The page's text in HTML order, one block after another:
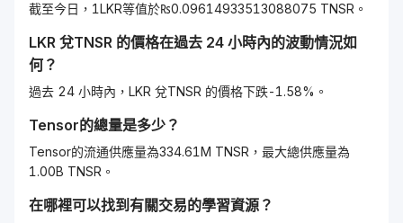
截至今日，1LKR等值於₨0.09614933513088075 TNSR。
LKR 兌TNSR 的價格在過去 24 小時內的波動情況如
何？
過去 24 小時內，LKR 兌TNSR 的價格下跌-1.58%。
Tensor的總量是多少？
Tensor的流通供應量為334.61M TNSR，最大總供應量為
1.00B TNSR。
在哪裡可以找到有關交易的學習資源？